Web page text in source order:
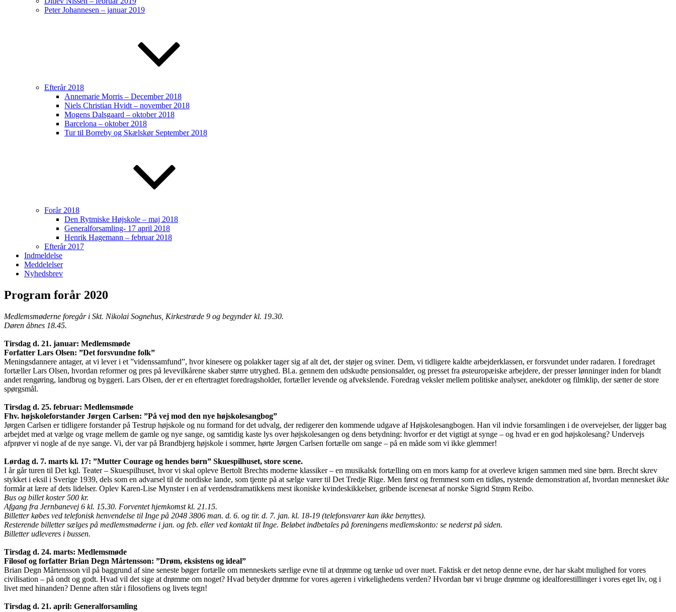
Peter Johannesen – januar 2019
Efterår 2018
Annemarie Morris – December 2018
Niels Christian Hvidt – november 2018
Mogens Dalsgaard – oktober 2018
Barcelona – oktober 2018
Tur til Borreby og Skælskør September 2018
Forår 2018
Den Rytmiske Højskole – maj 2018
Generalforsamling- 17 april 2018
Henrik Hagemann – februar 2018
Efterår 2017
Indmeldelse
Meddelelser
Nyhedsbrev
Program forår 2020
Medlemsmøderne foregår i Skt. Nikolai Sognehus, Kirkestræde 9 og begynder kl. 19.30.
Døren åbnes 18.45.
Tirsdag d. 21. januar: Medlemsmøde
Forfatter Lars Olsen: ”Det forsvundne folk”
Meningsdannere antager, at vi lever i et ”videnssamfund”, hvor kinesere og polakker tager sig af alt det, der støjer og sviner. Dem, vi tidligere kaldte arbejderklassen, er forsvundet under radaren. I foredraget
fortæller Lars Olsen, hvordan reformer og pres på levevilkårene skaber større utryghed. Bl.a. gennem den udskudte pensionsalder, og presset fra østeuropæiske arbejdere, der presser lønninger inden for blandt
andet rengøring, landbrug og byggeri. Lars Olsen, der er en eftertragtet foredragsholder, fortæller levende og afvekslende. Foredrag veksler mellem politiske analyser, anekdoter og filmklip, der sætter de store
spørgsmål.
Tirsdag d. 25. februar: Medlemsmøde
Fhv. højskoleforstander Jørgen Carlsen: ”På vej mod den nye højskolesangbog”
Jørgen Carlsen er tidligere forstander på Testrup højskole og nu formand for det udvalg, der redigerer den kommende udgave af Højskolesangbogen. Han vil indvie forsamlingen i de overvejelser, der ligger bag
arbejdet med at vælge og vrage mellem de gamle og nye sange, og samtidig kaste lys over højskolesangen og dens betydning: hvorfor er det vigtigt at synge – og hvad er en god højskolesang? Undervejs
afprøver vi nogle af de nye sange. Vi, der var på Brandbjerg højskole i sommer, hørte Jørgen Carlsen fortælle om sange – på en måde som vi ikke glemmer!
Lørdag d. 7. marts kl. 17: ”Mutter Courage og hendes børn” Skuespilhuset, store scene.
I år går turen til Det kgl. Teater – Skuespilhuset, hvor vi skal opleve Bertolt Brechts moderne klassiker – en musikalsk fortælling om en mors kamp for at overleve krigen sammen med sine børn. Brecht skrev
stykket i eksil i Sverige 1939, dels som en advarsel til de nordiske lande, som tjente på at sælge varer til Det Tredje Rige. Men først og fremmest som en tidløs, rystende demonstration af, hvordan mennesket ikke
formår at lære af dets lidelser. Oplev Karen-Lise Mynster i en af verdensdramatikkens mest ikoniske kvindeskikkelser, gribende iscenesat af norske Sigrid Strøm Reibo.
Bus og billet koster 500 kr.
Afgang fra Jernbanevej 6 kl. 15.30. Forventet hjemkomst kl. 21.15.
Billetter købes ved telefonisk henvendelse til Inge på 2048 3806 man. d. 6. og tir. d. 7. jan. kl. 18-19 (telefonsvarer kan ikke benyttes).
Resterende billetter sælges på medlemsmøderne i jan. og feb. eller ved kontakt til Inge. Beløbet indbetales på foreningens medlemskonto: se nederst på siden.
Billetter udleveres i bussen.
Tirsdag d. 24. marts: Medlemsmøde
Filosof og forfatter Brian Degn Mårtensson: ”Drøm, eksistens og ideal”
Brian Degn Mårtensson vil på baggrund af sine seneste bøger fortælle om menneskets særlige evne til at drømme og tænke ud over nuet. Faktisk er det netop denne evne, der har skabt mulighed for vores
civilisation – på ondt og godt. Hvad vil det sige at drømme om noget? Hvad betyder drømme for vores ageren i virkelighedens verden? Hvordan bør vi bruge drømme og idealforestillinger i vores eget liv, og i
livet med hinanden? Denne aften står i filosofiens og livets tegn!
Tirsdag d. 21. april: Generalforsamling